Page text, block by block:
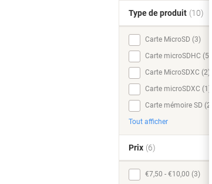
Type de produit (10)
Carte MicroSD (3)
Carte microSDHC (5)
Carte MicroSDXC (2)
Carte microSDXC (1)
Carte mémoire SD (2)
Tout afficher
Prix (6)
€7,50 - €10,00 (3)